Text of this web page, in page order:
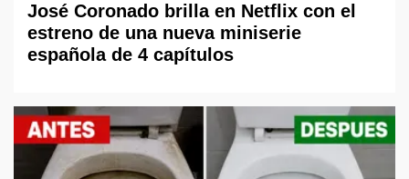
José Coronado brilla en Netflix con el
estreno de una nueva miniserie
española de 4 capítulos